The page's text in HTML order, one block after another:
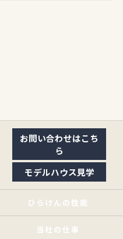
お問い合わせはこち
ら
モデルハウス見学
ひらけんの性能
当社の仕事